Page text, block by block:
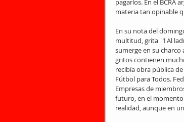
pagarlos. En el BCRA
materia tan opinable
En su nota del
multitud, grita  "! Al
sumerge en su charco
gritos contienen
recibía obra pública
Fútbol para Todos.
Empresas de
futuro, en el momento
realidad, aunque en